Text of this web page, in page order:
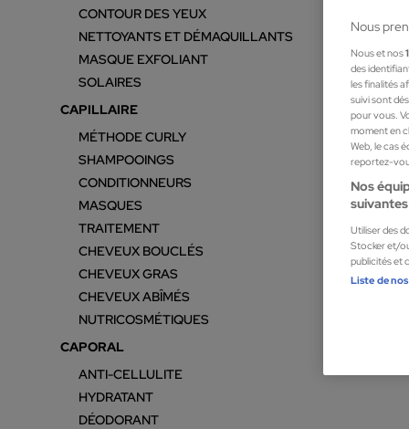
CONTOUR DES YEUX
NETTOYANTS ET DÉMAQUILLANTS
MASQUE EXFOLIANT
SOLAIRES
CAPILLAIRE
MÉTHODE CURLY
SHAMPOOINGS
CONDITIONNEURS
MASQUES
TRAITEMENT
CHEVEUX BOUCLÉS
CHEVEUX GRAS
CHEVEUX ABÎMÉS
NUTRICOSMÉTIQUES
CAPORAL
ANTI-CELLULITE
HYDRATANT
DÉODORANT
Nous
Nous et nos
des
les finalités
suivi sont
pour vous.
moment en
Web, le cas
reportez-
Nos
Utiliser des
Stocker et/
publicités et
Liste de